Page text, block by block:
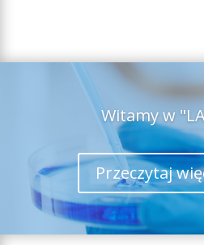
Witamy w
Przeczytaj